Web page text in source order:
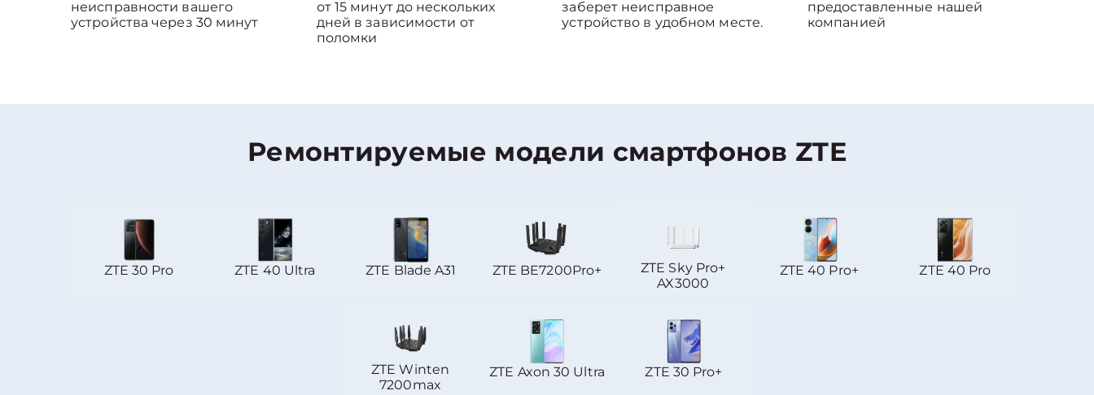
неисправности вашего
устройства через 30 минут
от 15 минут до нескольких
дней в зависимости от
поломки
заберет неисправное
устройство в удобном месте.
предоставленные нашей
компанией
Ремонтируемые модели смартфонов ZTE
ZTE 30 Pro ZTE 40 Ultra ZTE Blade A31 ZTE BE7200Pro+
ZTE Sky Pro+
AX3000
ZTE 40 Pro+ ZTE 40 Pro
ZTE Winten
7200max
ZTE Axon 30 Ultra ZTE 30 Pro+